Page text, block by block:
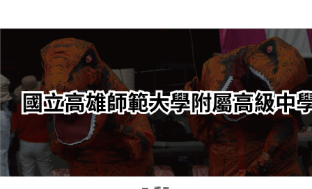
轉
要
內
容